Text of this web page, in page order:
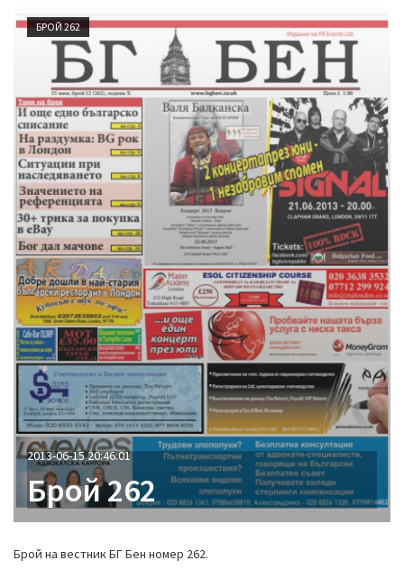
БРОЙ 262
2013-06-15 20:46:01
Брой 262
Брой на вестник БГ Бен номер 262.